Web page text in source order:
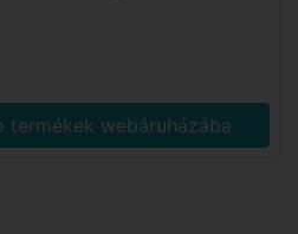
termékek webáruházába